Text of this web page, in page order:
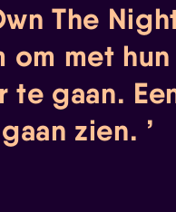
The
om met
gaan.
zien.